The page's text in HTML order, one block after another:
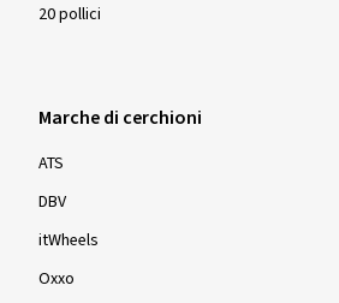
20 pollici
Marche di cerchioni
ATS
DBV
itWheels
Oxxo